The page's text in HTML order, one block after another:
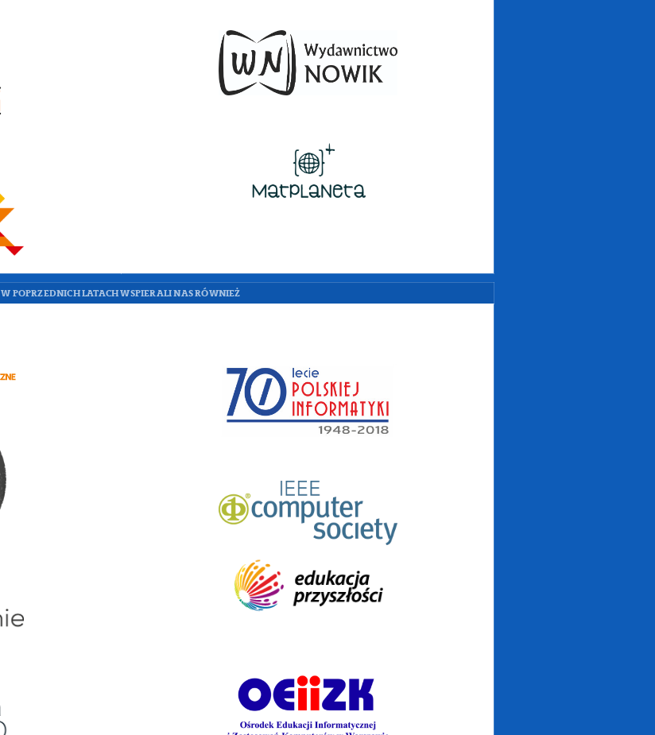
W POPRZEDNICH LATACH WSPIERALI NAS RÓWNIEŻ